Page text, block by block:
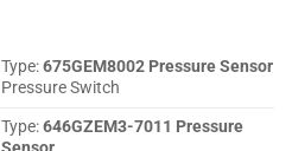
Type:675GEM8002 Pressure Sensor
Pressure Switch
Type:646GZEM3-7011 Pressure